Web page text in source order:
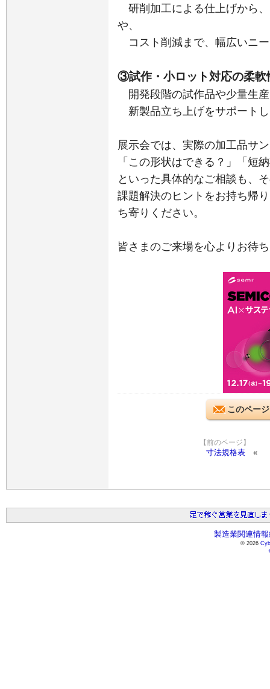
研削加工による仕上げから
や、
コスト削減まで、幅広いニ
③試作・小ロット対応の柔軟
開発段階の試作品や少量生
新製品立ち上げをサポート
展示会では、実際の加工品サ
「この形状はできる？」「短
といった具体的なご相談も、
課題解決のヒントをお持ち帰
ち寄りください。
皆さまのご来場を心よりお待
このペー
【前のページ】
寸法規格表
製造業関連情
© 2026